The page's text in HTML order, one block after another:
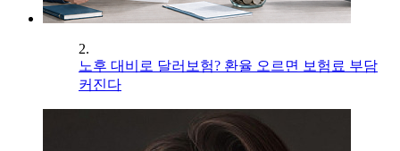
2.
노후 대비로 달러보험? 환율 오르면 보험료 부담
커진다